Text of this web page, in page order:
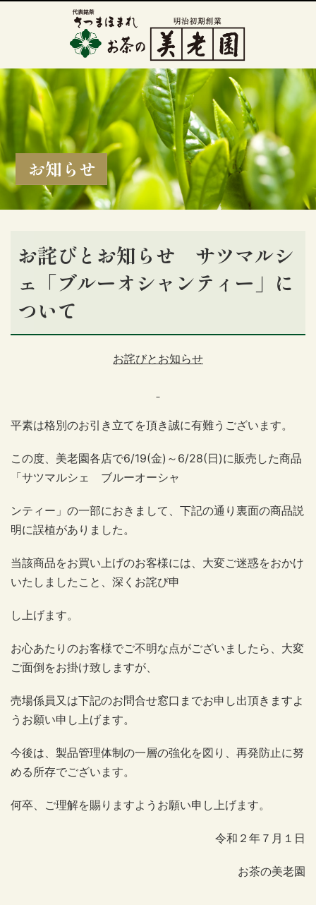
お知らせ
お詫びとお知らせ サツマルシ
ェ「ブルーオシャンティー」に
ついて
お詫びとお知らせ
平素は格別のお引き立てを頂き誠に有難うございます。
この度、美老園各店で6/19(金)～6/28(日)に販売した商品
「サツマルシェ ブルーオーシャ
ンティー」の一部におきまして、下記の通り裏面の商品説
明に誤植がありました。
当該商品をお買い上げのお客様には、大変ご迷惑をおかけ
いたしましたこと、深くお詫び申
し上げます。
お心あたりのお客様でご不明な点がございましたら、大変
ご面倒をお掛け致しますが、
売場係員又は下記のお問合せ窓口までお申し出頂きますよ
うお願い申し上げます。
今後は、製品管理体制の一層の強化を図り、再発防止に努
める所存でございます。
何卒、ご理解を賜りますようお願い申し上げます。
令和２年７月１日
お茶の美老園